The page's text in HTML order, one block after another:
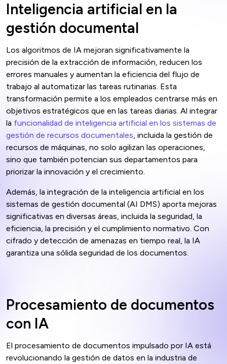
Inteligencia artificial en la
gestión documental
Los algoritmos de IA mejoran significativamente la
precisión de la extracción de información, reducen los
errores manuales y aumentan la eficiencia del flujo de
trabajo al automatizar las tareas rutinarias. Esta
transformación permite a los empleados centrarse más en
objetivos estratégicos que en las tareas diarias. Al integrar
la funcionalidad de inteligencia artificial en los sistemas de
gestión de recursos documentales, incluida la gestión de
recursos de máquinas, no solo agilizan las operaciones,
sino que también potencian sus departamentos para
priorizar la innovación y el crecimiento.
Además, la integración de la inteligencia artificial en los
sistemas de gestión documental (AI DMS) aporta mejoras
significativas en diversas áreas, incluida la seguridad, la
eficiencia, la precisión y el cumplimiento normativo. Con
cifrado y detección de amenazas en tiempo real, la IA
garantiza una sólida seguridad de los documentos.
Procesamiento de documentos
con IA
El procesamiento de documentos impulsado por IA está
revolucionando la gestión de datos en la industria de